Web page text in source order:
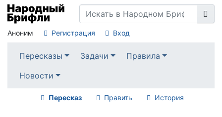
Аноним Регистрация Вход
Пересказы Задачи
Правила
Новости
Пересказ Править История